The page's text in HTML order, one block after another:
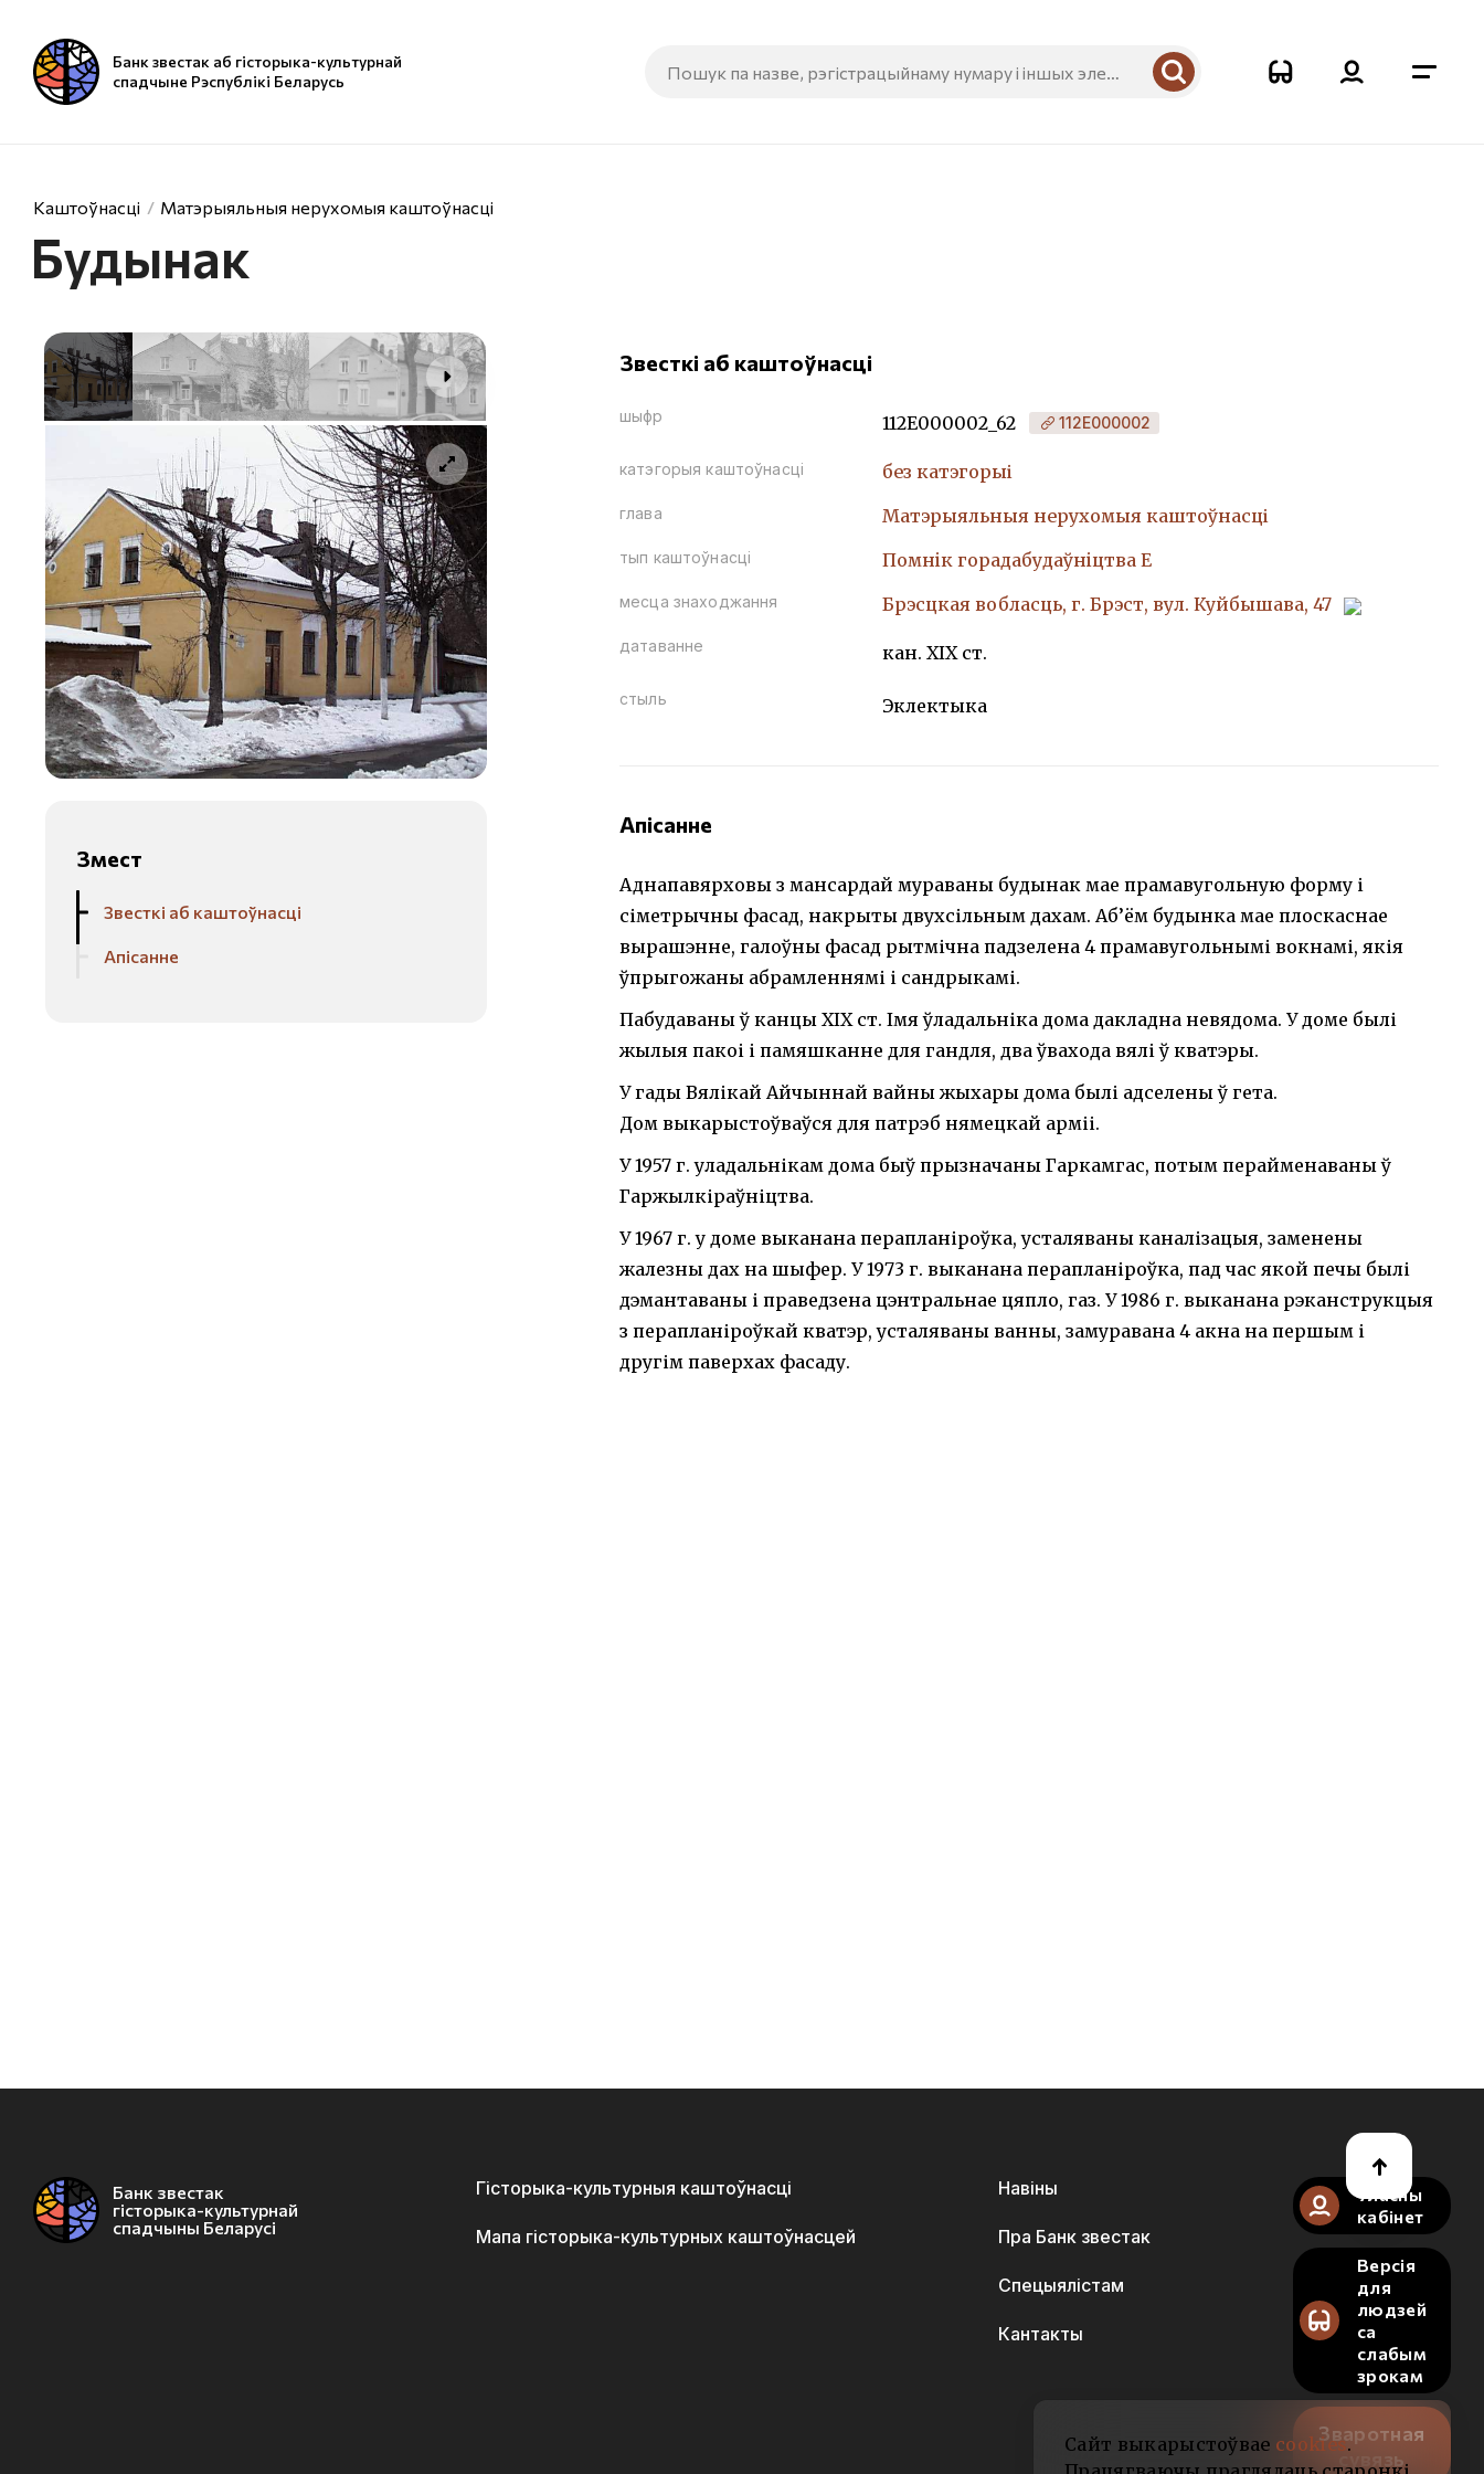
Банк звестак аб гісторыка-культурнай
спадчыне Рэспублікі Беларусь
Каштоўнасці Матэрыяльныя нерухомыя каштоўнасці
Будынак
Змест
Звесткі аб каштоўнасці
Апісанне
Звесткі аб каштоўнасці
шыфр 112Е000002_62 112Е000002
катэгорыя каштоўнасці без катэгорыі
глава Матэрыяльныя нерухомыя каштоўнасці
тып каштоўнасці Помнiк горадабудаўнiцтва Е
месца знаходжання Брэсцкая вобласць, г. Брэст, вул. Куйбышава, 47
датаванне кан. ХІХ ст.
стыль Эклектыка
Апісанне
Аднапавярховы з мансардай мураваны будынак мае прамавугольную форму і
сіметрычны фасад, накрыты двухсільным дахам. Аб’ём будынка мае плоскаснае
вырашэнне, галоўны фасад рытмічна падзелена 4 прамавугольнымі вокнамі, якія
ўпрыгожаны абрамленнямі і сандрыкамі.
Пабудаваны ў канцы XIX ст. Імя ўладальніка дома дакладна невядома. У доме былі
жылыя пакоі і памяшканне для гандля, два ўвахода вялі ў кватэры.
У гады Вялікай Айчыннай вайны жыхары дома былі адселены ў гета.
Дом выкарыстоўваўся для патрэб нямецкай арміі.
У 1957 г. уладальнікам дома быў прызначаны Гаркамгас, потым перайменаваны ў
Гаржылкіраўніцтва.
У 1967 г. у доме выканана перапланіроўка, усталяваны каналізацыя, заменены
жалезны дах на шыфер. У 1973 г. выканана перапланіроўка, пад час якой печы былі
дэмантаваны і праведзена цэнтральнае цяпло, газ. У 1986 г. выканана рэканструкцыя
з перапланіроўкай кватэр, усталяваны ванны, замуравана 4 акна на першым і
другім паверхах фасаду.
Банк звестак
гісторыка-культурнай
спадчыны Беларусі
Гісторыка-культурныя каштоўнасці
Мапа гісторыка-культурных каштоўнасцей
Навіны
Пра Банк звестак
Спецыялістам
Кантакты
Уласны
кабінет
Версія
для
людзей
са
слабым
зрокам
Зваротная
сувязь
Сайт выкарыстоўвае cookies.